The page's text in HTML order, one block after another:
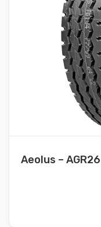
Aeolus – AGR26